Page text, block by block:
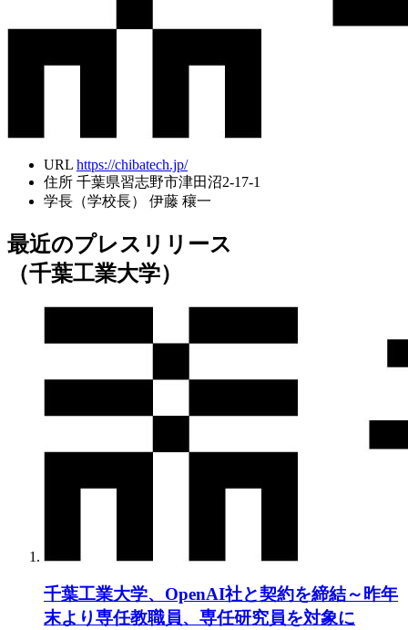
URL https://chibatech.jp/
住所 千葉県習志野市津田沼2-17-1
学長（学校長）
伊藤 穰一
最近のプレスリリース
（千葉工業大学）
千葉工業大学、OpenAI社と契約を締結～昨年
末より専任教職員、専任研究員を対象に